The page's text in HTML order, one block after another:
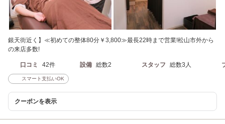
銀天街近く】≪初めての整体80分￥3,800≫最長22時まで営業!松山市外から
の来店多数!
口コミ 42件 設備 総数2 スタッフ 総数3人
スマート支払いOK
クーポンを表示